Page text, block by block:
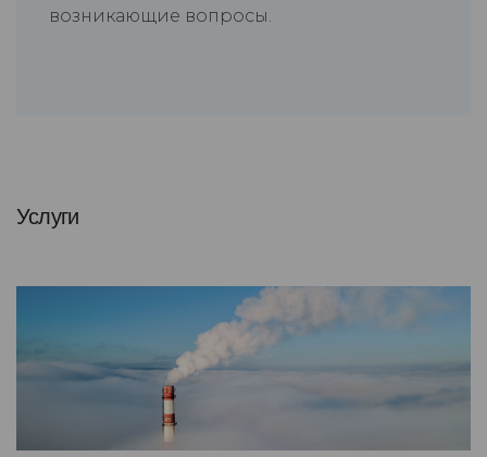
возникающие вопросы.
Услуги